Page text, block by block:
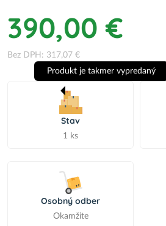
390,00 €
Bez DPH: 317,07 €
Stav
1 ks
Produkt je takmer vypredaný
Osobný odber
Okamžite